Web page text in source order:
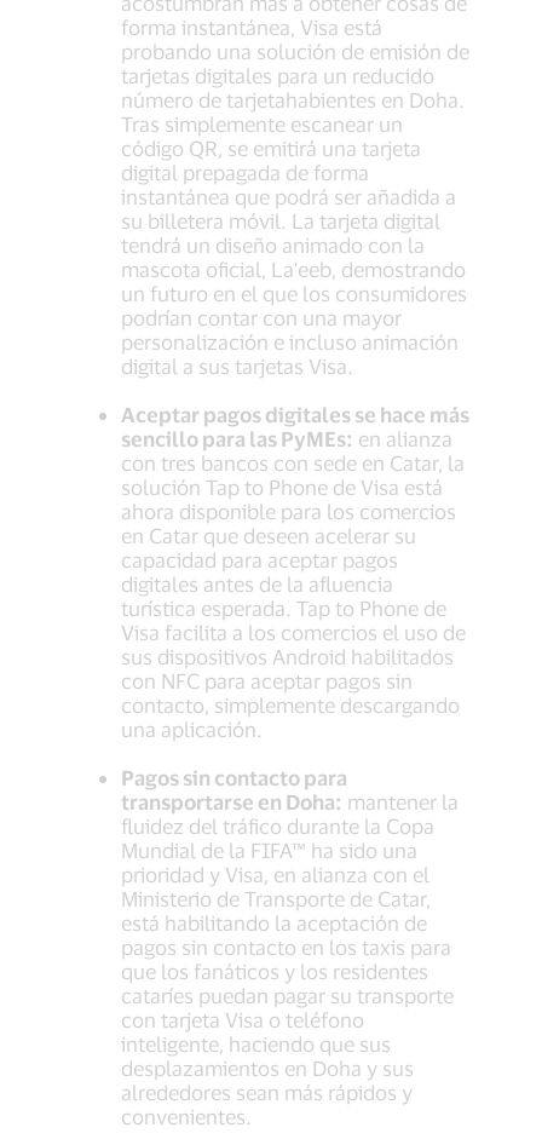
forma instantánea, Visa está
probando una solución de emisión de
tarjetas digitales para un reducido
número de tarjetahabientes en Doha.
Tras simplemente escanear un
código QR, se emitirá una tarjeta
digital prepagada de forma
instantánea que podrá ser añadida a
su billetera móvil. La tarjeta digital
tendrá un diseño animado con la
mascota oficial, La'eeb, demostrando
un futuro en el que los consumidores
podrían contar con una mayor
personalización e incluso animación
digital a sus tarjetas Visa.
Aceptar pagos digitales se hace más
sencillo para las PyMEs: en alianza
con tres bancos con sede en Catar, la
solución Tap to Phone de Visa está
ahora disponible para los comercios
en Catar que deseen acelerar su
capacidad para aceptar pagos
digitales antes de la afluencia
turística esperada. Tap to Phone de
Visa facilita a los comercios el uso de
sus dispositivos Android habilitados
con NFC para aceptar pagos sin
contacto, simplemente descargando
una aplicación.
Pagos sin contacto para
transportarse en Doha: mantener la
fluidez del tráfico durante la Copa
Mundial de la FIFA™ ha sido una
prioridad y Visa, en alianza con el
Ministerio de Transporte de Catar,
está habilitando la aceptación de
pagos sin contacto en los taxis para
que los fanáticos y los residentes
cataríes puedan pagar su transporte
con tarjeta Visa o teléfono
inteligente, haciendo que sus
desplazamientos en Doha y sus
alrededores sean más rápidos y
convenientes.